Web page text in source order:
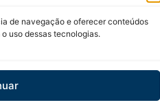
de navegação e oferecer conteúdos
uso dessas tecnologias.
SOBRE NÓS
Desde 2004
sobre o
Tudo o que
em um único